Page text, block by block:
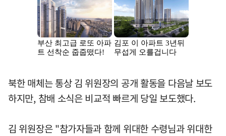
북한 매체는 통상 김 위원장의 공개 활동을 다음날 보도
하지만, 참배 소식은 비교적 빠르게 당일 보도했다.
김 위원장은 "참가자들과 함께 위대한 수령님과 위대한